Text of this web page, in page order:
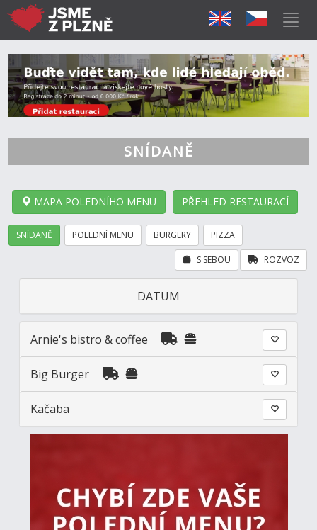
SNÍDANĚ
MAPA POLEDNÍHO MENU PŘEHLED RESTAURACÍ
SNÍDANĚ POLEDNÍ MENU BURGERY PIZZA
ROZVOZ
S SEBOU
DATUM
Arnie's bistro & coffee
Big Burger
Kačaba